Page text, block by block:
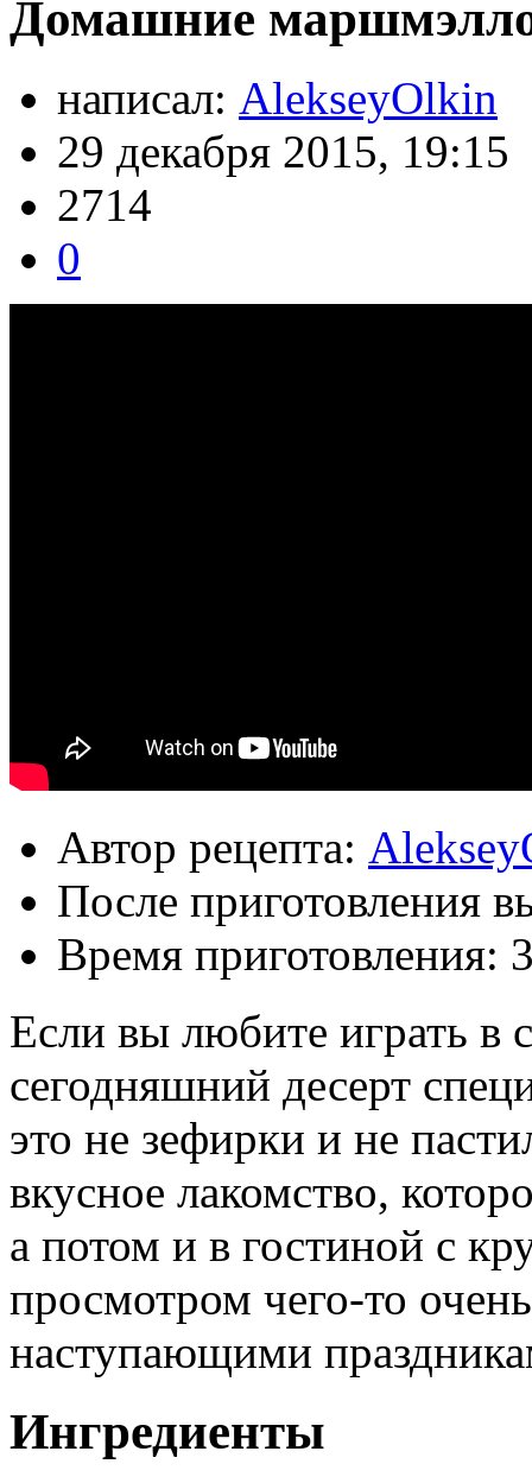
Домашние
написал: AlekseyOlkin
29 декабря 2015, 19:15
2714
0
Автор рецепта:
После приготовления
Время приготовления:
Если вы любите играть в
сегодняшний десерт
это не зефирки и не
вкусное лакомство,
а потом и в гостиной с
просмотром чего-то
наступающими
Ингредиенты